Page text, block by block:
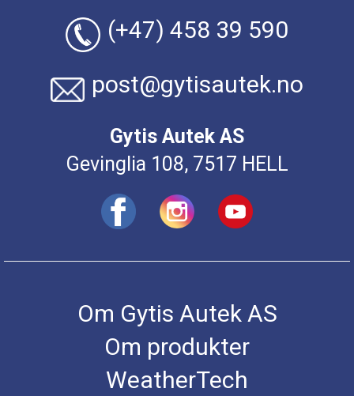
(+47) 458 39 590
post@gytisautek.no
Gytis Autek AS
Gevinglia 108, 7517 HELL
Om Gytis Autek AS
Om produkter
WeatherTech